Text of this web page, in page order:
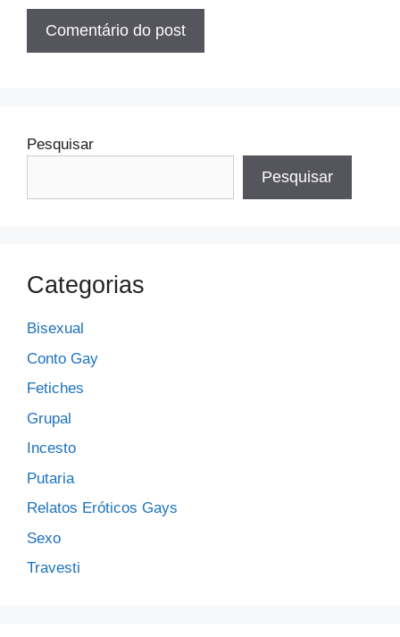
Pesquisar
Pesquisar
Categorias
Bisexual
Conto Gay
Fetiches
Grupal
Incesto
Putaria
Relatos Eróticos Gays
Sexo
Travesti